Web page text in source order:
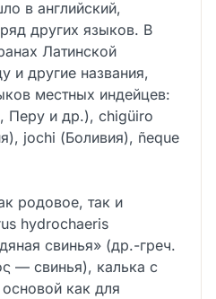
в английский,
других языков. В
Латинской
и другие названия,
местных индейцев:
Перу и др.), chigüiro
jochi (Боливия), ñeque
родовое, так и
hydrochaeris
свинья» (др.-греч.
— свинья), калька с
как для